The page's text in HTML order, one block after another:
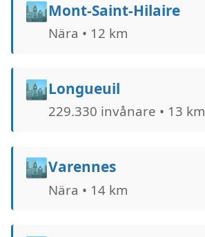
🏙️Mont-Saint-Hilaire
Nära • 12 km
🏙️Longueuil
229.330 invånare • 13 km
🏙️Varennes
Nära • 14 km